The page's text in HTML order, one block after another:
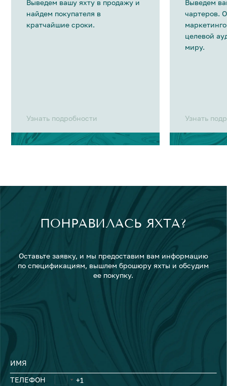
Выведем вашу яхту в продажу и
найдем покупателя в
кратчайшие сроки.
Узнать подробности
Выведем
чартеров.
целевой
миру.
Узнать
ПОНРАВИЛАСЬ ЯХТА?
Оставьте заявку, и мы предоставим вам информацию
по спецификациям, вышлем брошюру яхты и обсудим
ее покупку.
ИМЯ
ТЕЛЕФОН